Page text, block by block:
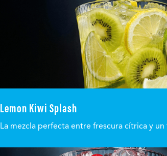
Lemon Kiwi Splash
La mezcla perfecta entre frescura cítrica y